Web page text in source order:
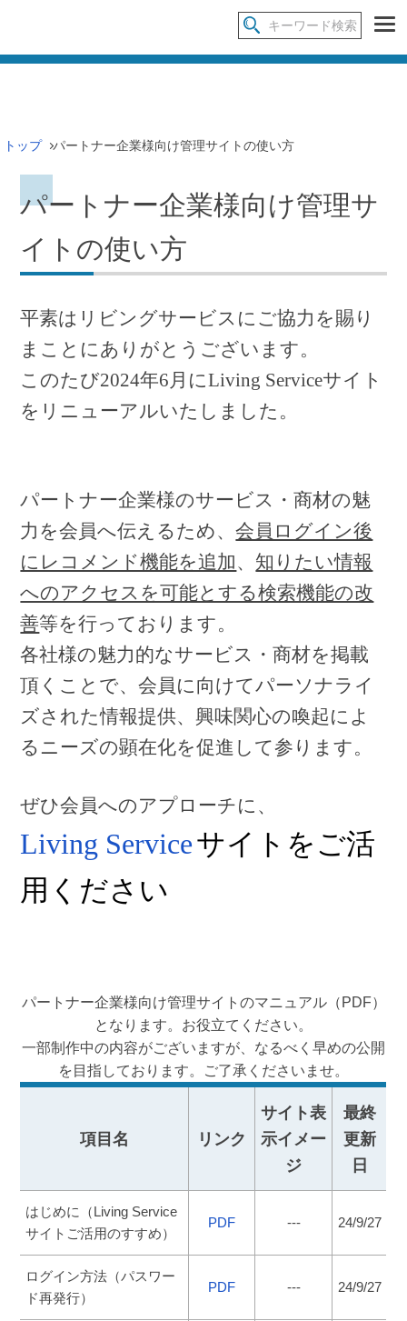
トップ パートナー企業様向け管理サイトの使い方
パートナー企業様向け管理サ
イトの使い方
平素はリビングサービスにご協力を賜り
まことにありがとうございます。
このたび2024年6月にLiving Serviceサイト
をリニューアルいたしました。
パートナー企業様のサービス・商材の魅
力を会員へ伝えるため、会員ログイン後
にレコメンド機能を追加、 知りたい情報
へのアクセスを可能とする検索機能の改
善等を行っております。
各社様の魅力的なサービス・商材を掲載
頂くことで、会員に向けてパーソナライ
ズされた情報提供、興味関心の喚起によ
るニーズの顕在化を促進して参ります。
ぜひ会員へのアプローチに、
Living Serviceサイトをご活
用ください
パートナー企業様向け管理サイトのマニュアル（PDF）
となります。お役立てください。
一部制作中の内容がございますが、なるべく早めの公開
を目指しております。ご了承くださいませ。
項目名 リンク
サイト表
示イメー
ジ
最終
更新
日
はじめに（Living Service
サイトご活用のすすめ）
PDF --- 24/9/27
ログイン方法（パスワー
ド再発行）
PDF --- 24/9/27